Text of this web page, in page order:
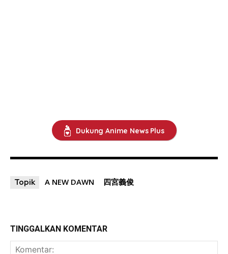
Dukung Anime News Plus
Topik A NEW DAWN 四宮義俊
TINGGALKAN KOMENTAR